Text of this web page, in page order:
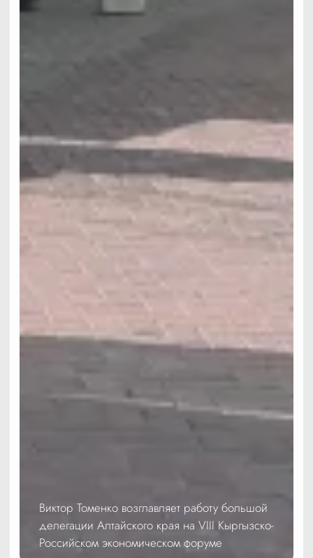
Виктор Томенко возглавляет работу большой
делегации Алтайского края на VIII Кыргызско-
Российском экономическом форуме